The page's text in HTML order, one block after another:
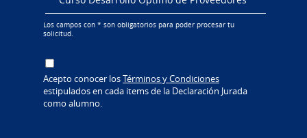
Los campos con * son obligatorios para poder procesar tu
solicitud.
Acepto conocer losTérminos y Condiciones
estipulados en cada items de la Declaración Jurada
como alumno.